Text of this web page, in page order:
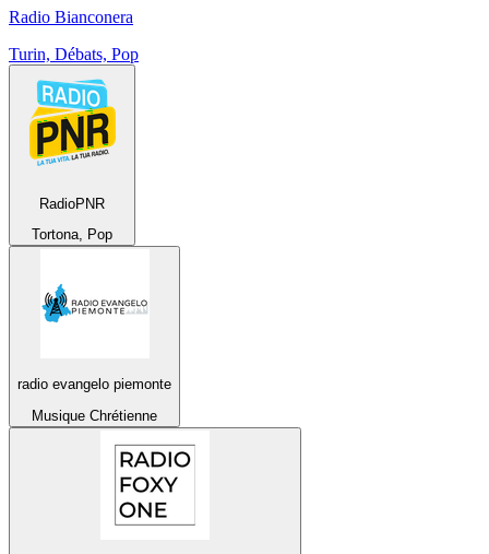
Radio Bianconera
Turin, Débats, Pop
RadioPNR
Tortona, Pop
radio evangelo piemonte
Musique Chrétienne